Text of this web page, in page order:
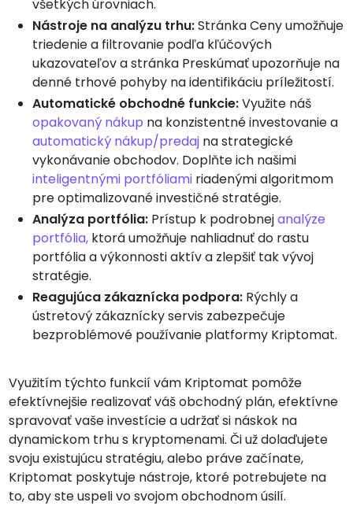
všetkých úrovniach.
Nástroje na analýzu trhu:Stránka Ceny umožňuje
triedenie a filtrovanie podľa kľúčových
ukazovateľov a stránka Preskúmať upozorňuje na
denné trhové pohyby na identifikáciu príležitostí.
Automatické obchodné funkcie:Využite náš
opakovaný nákup na konzistentné investovanie a
automatický nákup/predaj na strategické
vykonávanie obchodov. Doplňte ich našimi
inteligentnými portfóliami riadenými algoritmom
pre optimalizované investičné stratégie.
Analýza portfólia: Prístup k podrobnejanalýze
portfólia, ktorá umožňuje nahliadnuť do rastu
portfólia a výkonnosti aktív a zlepšiť tak vývoj
stratégie.
Reagujúca zákaznícka podpora: Rýchly a
ústretový zákaznícky servis zabezpečuje
bezproblémové používanie platformy Kriptomat.
Využitím týchto funkcií vám Kriptomat pomôže
efektívnejšie realizovať váš obchodný plán, efektívne
spravovať vaše investície a udržať si náskok na
dynamickom trhu s kryptomenami. Či už dolaďujete
svoju existujúcu stratégiu, alebo práve začínate,
Kriptomat poskytuje nástroje, ktoré potrebujete na
to, aby ste uspeli vo svojom obchodnom úsilí.